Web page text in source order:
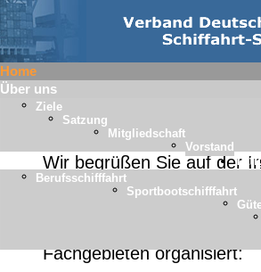
Home
Über uns
Ziele
Satzung
Mitgliedschaft
Vorstand
Berufsschifffahrt
Sportbootschifffahrt
Mitglieder
Willkommen
Wir begrüßen Sie auf der
Schiffahrts-
Vereinigung der
Fachgebieten organisiert: